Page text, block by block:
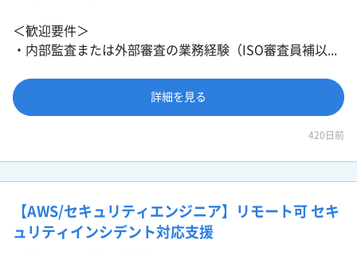
＜歓迎要件＞
・内部監査または外部審査の業務経験（ISO審査員補以...
詳細を見る
420日前
【AWS/セキュリティエンジニア】リモート可 セキ
ュリティインシデント対応支援